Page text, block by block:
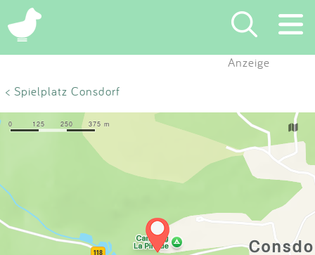
×
Eintragen
Partner
Anzeige
< Spielplatz Consdorf